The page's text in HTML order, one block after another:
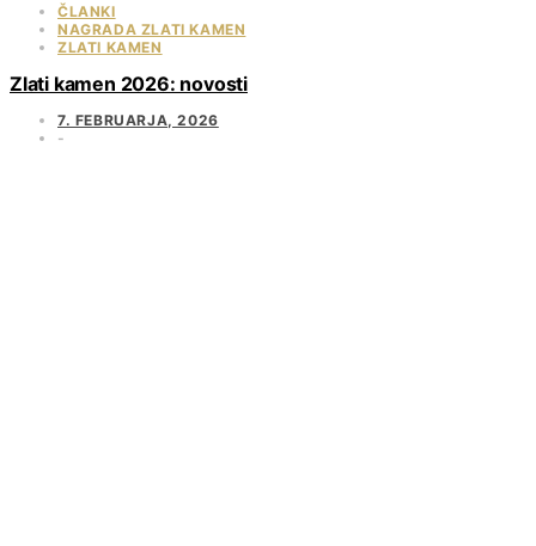
ČLANKI
NAGRADA ZLATI KAMEN
ZLATI KAMEN
Zlati kamen 2026: novosti
7. FEBRUARJA, 2026